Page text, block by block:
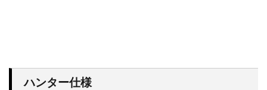
ハンター仕様